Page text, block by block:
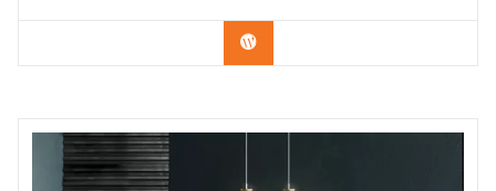
Confira os modelos